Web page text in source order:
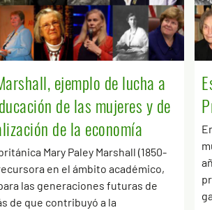
ejemplo de lucha a
de las mujeres y de
de la economía
Mary Paley Marshall (1850-
en el ámbito académico,
las generaciones futuras de
de que contribuyó a la